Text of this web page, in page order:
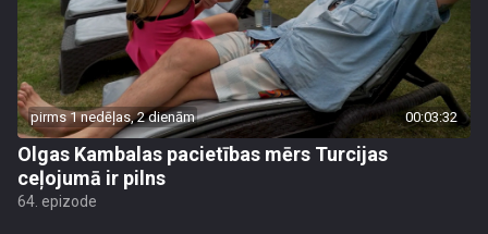
pirms 1 nedēļas, 2 dienām 00:03:32
Olgas Kambalas pacietības mērs Turcijas
ceļojumā ir pilns
64. epizode